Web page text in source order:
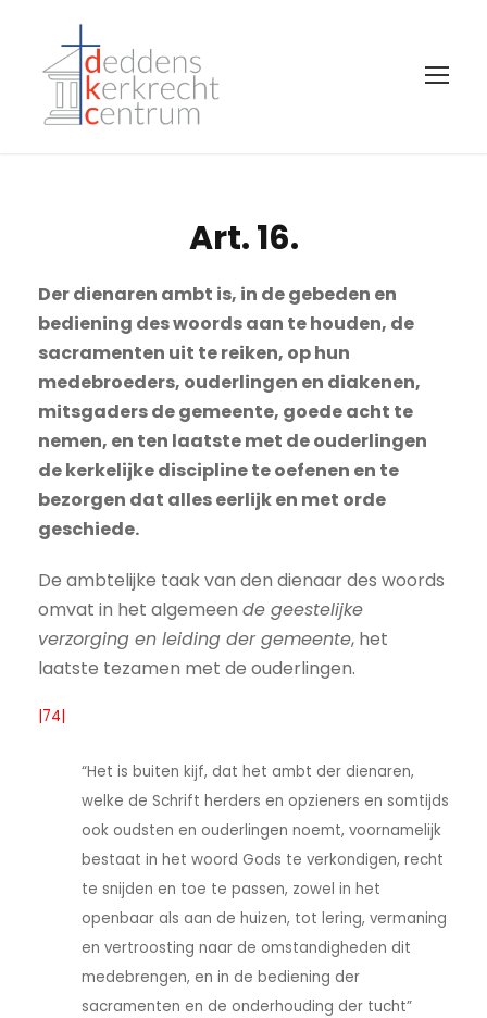
Art. 16.
Der dienaren ambt is, in de gebeden en
bediening des woords aan te houden, de
sacramenten uit te reiken, op hun
medebroeders, ouderlingen en diakenen,
mitsgaders de gemeente, goede acht te
nemen, en ten laatste met de ouderlingen
de kerkelijke discipline te oefenen en te
bezorgen dat alles eerlijk en met orde
geschiede.
De ambtelijke taak van den dienaar des woords
omvat in het algemeen de geestelijke
verzorging en leiding der gemeente, het
laatste tezamen met de ouderlingen.
|74|
“Het is buiten kijf, dat het ambt der dienaren,
welke de Schrift herders en opzieners en somtijds
ook oudsten en ouderlingen noemt, voornamelijk
bestaat in het woord Gods te verkondigen, recht
te snijden en toe te passen, zowel in het
openbaar als aan de huizen, tot lering, vermaning
en vertroosting naar de omstandigheden dit
medebrengen, en in de bediening der
sacramenten en de onderhouding der tucht”